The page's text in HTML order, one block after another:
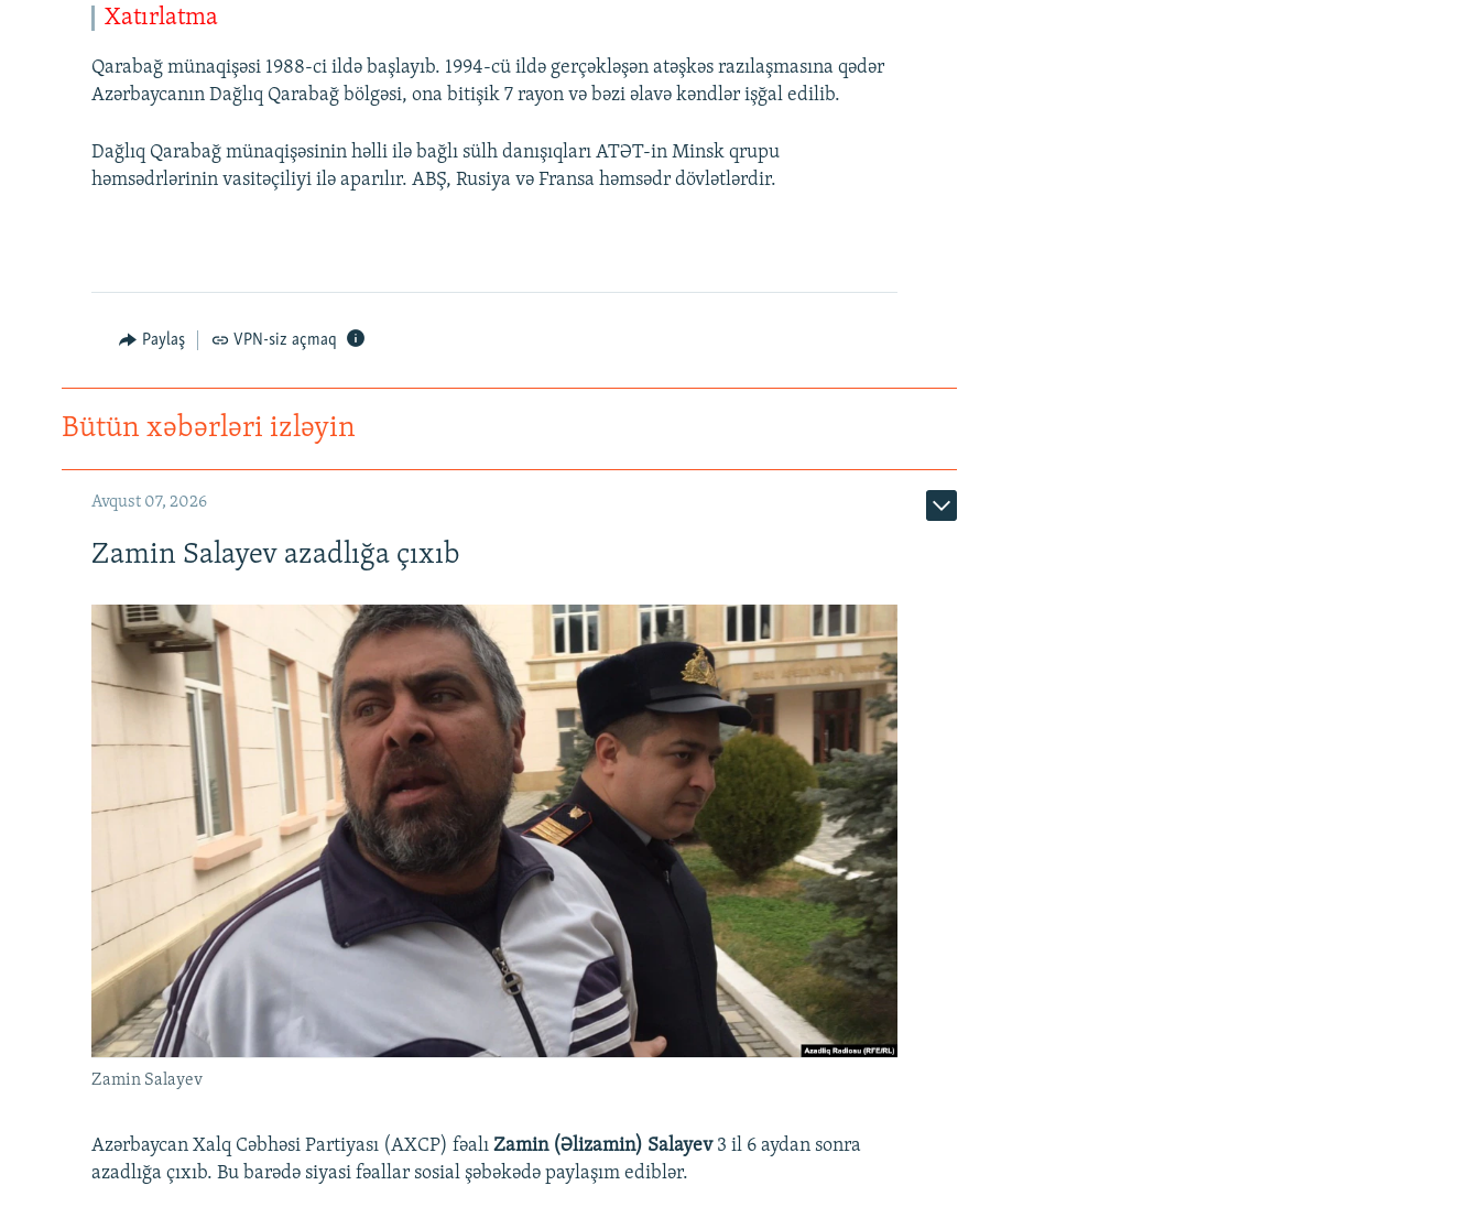
Xatırlatma
Qarabağ münaqişəsi 1988-ci ildə başlayıb. 1994-cü ildə gerçəkləşən atəşkəs razılaşmasına qədər
Azərbaycanın Dağlıq Qarabağ bölgəsi, ona bitişik 7 rayon və bəzi əlavə kəndlər işğal edilib.
Dağlıq Qarabağ münaqişəsinin həlli ilə bağlı sülh danışıqları ATƏT-in Minsk qrupu
həmsədrlərinin vasitəçiliyi ilə aparılır. ABŞ, Rusiya və Fransa həmsədr dövlətlərdir.
Paylaş VPN-siz açmaq
Bütün xəbərləri izləyin
Avqust 07, 2026
Zamin Salayev azadlığa çıxıb
Zamin Salayev
Azərbaycan Xalq Cəbhəsi Partiyası (AXCP) fəalı Zamin (Əlizamin) Salayev 3 il 6 aydan sonra
azadlığa çıxıb. Bu barədə siyasi fəallar sosial şəbəkədə paylaşım ediblər.